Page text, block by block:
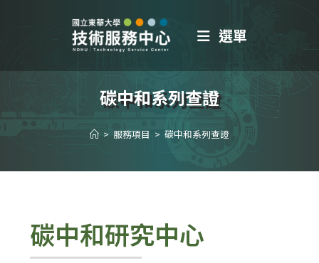
選單
碳中和系列查證
> 服務項目 > 碳中和系列查證
碳中和研究中心